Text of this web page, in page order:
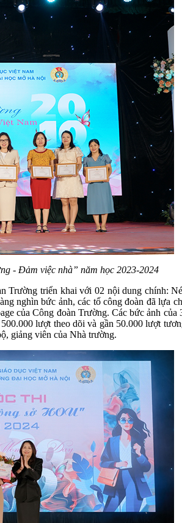
- Đảm việc nhà” năm học 2023-2024
Trường triển khai với 02 nội dung chính:
nghìn bức ảnh, các tổ công đoàn đã lựa
của Công đoàn Trường. Các bức ảnh của
lượt theo dõi và gần 50.000 lượt
giảng viên của Nhà trường.